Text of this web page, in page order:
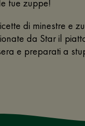
tue zuppe!
di minestre e
da Star il
e preparati a